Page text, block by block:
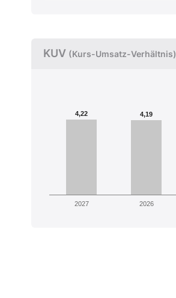
KUV (Kurs-Umsatz-Verhältnis)
4,22 4,19
2027 2026